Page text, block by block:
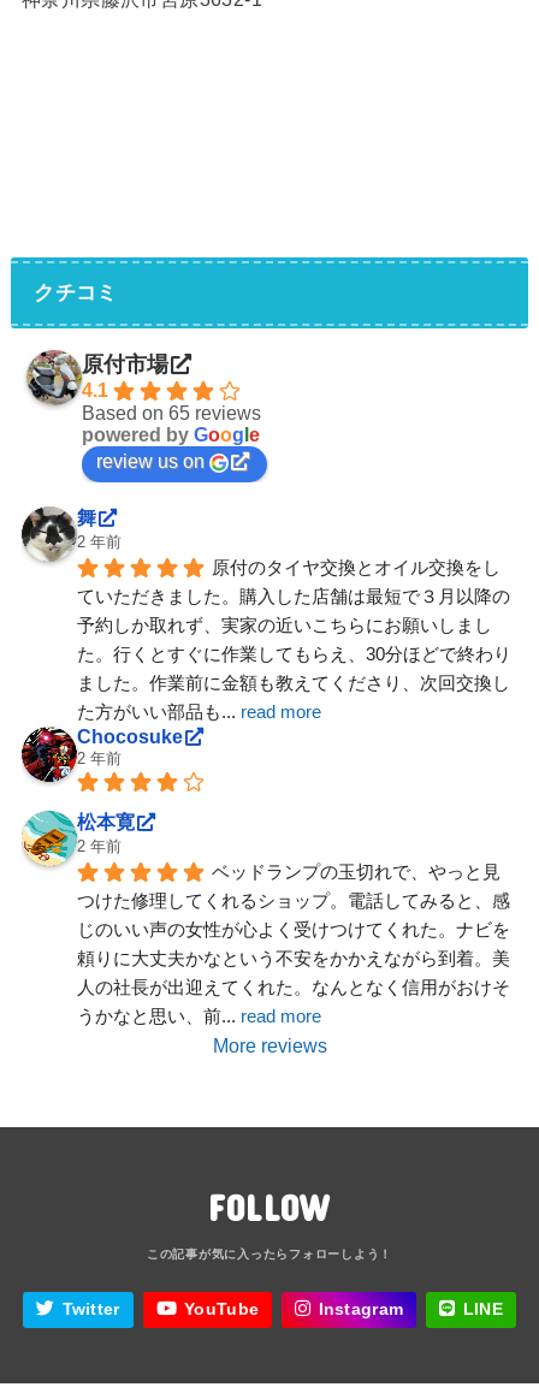
クチコミ
原付市場
4.1
Based on 65 reviews
powered by Goog e
review us on
舞
2 年前
原付のタイヤ交換とオイル交換をし
ていただきました。購入した店舗は最短で３月以降の
予約しか取れず、実家の近いこちらにお願いしまし
た。行くとすぐに作業してもらえ、30分ほどで終わり
ました。作業前に金額も教えてくださり、次回交換し
た方がいい部品も... read more
Chocosuke
2 年前
松本寛
2 年前
ベッドランプの玉切れで、やっと見
つけた修理してくれるショップ。電話してみると、感
じのいい声の女性が心よく受けつけてくれた。ナビを
頼りに大丈夫かなという不安をかかえながら到着。美
人の社長が出迎えてくれた。なんとなく信用がおけそ
うかなと思い、前... read more
More reviews
FOLLOW
Twitter YouTube Instagram LINE